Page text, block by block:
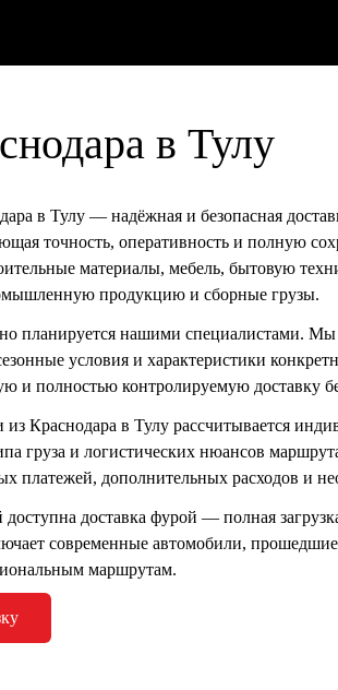
в Тулу
в Тулу — надёжная и безопасная
точность, оперативность и полную
материалы, мебель, бытовую
продукцию и сборные грузы.
планируется нашими специалистами. Мы
условия и характеристики
и полностью контролируемую доставку
из Краснодара в Тулу рассчитывается
груза и логистических нюансов
платежей, дополнительных расходов и
доставка фурой — полная
современные автомобили,
маршрутам.